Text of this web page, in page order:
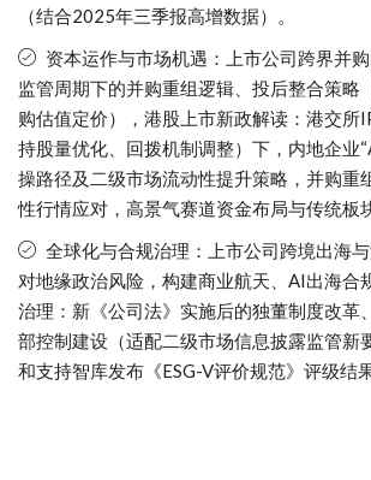
（结合2025年三季报高增数据）。
资本运作与市场机遇：上市公司跨界并
监管周期下的并购重组逻辑、投后整合策略
购估值定价），港股上市新政解读：港交所
持股量优化、回拨机制调整）下，内地企业
操路径及二级市场流动性提升策略，并购重
性行情应对，高景气赛道资金布局与传统板
全球化与合规治理：上市公司跨境出海
对地缘政治风险，构建商业航天、AI出海合
治理：新《公司法》实施后的独董制度改革
部控制建设（适配二级市场信息披露监管新
和支持智库发布《ESG-V评价规范》评级结果